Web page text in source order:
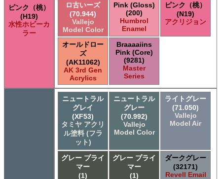
ピンク（桃）
(H19)
水性ホビーカ
ラー
ロ古いーズ
(70.944)
Vallejo
Model Color
Pink (Gloss)
(200)
Humbrol
Enamel
ピンク（桃）
(N19)
アクリジョン
オールドロー
ズ
(AK11062)
AK 3rd Gen
Acrylics
Braaaaiins
Pink (Core)
(9281)
Master
Series
ニュートラル
グレイ
(XF53)
タミヤ アクリ
ル塗料 (フラ
ット)
ニュートラル
グレー
(70.992)
Vallejo
Model Color
ライトグレー
(71.050)
Vallejo
Model Air
グレー プライ
マー
(1)
グレー プライ
マー
(1)
ダークグレー
(32171)
Revell Email